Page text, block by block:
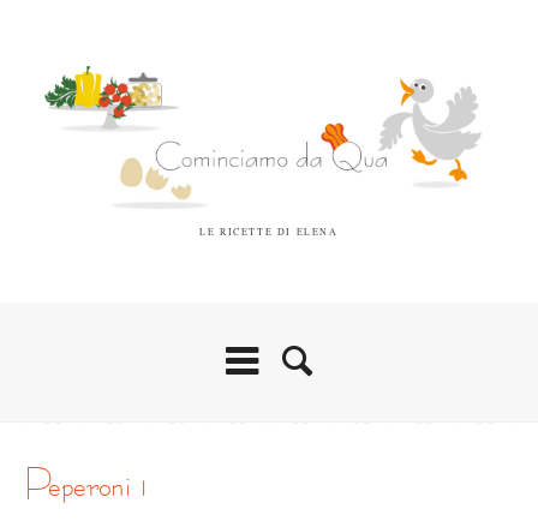
LE RICETTE DI ELENA
peperoni 1